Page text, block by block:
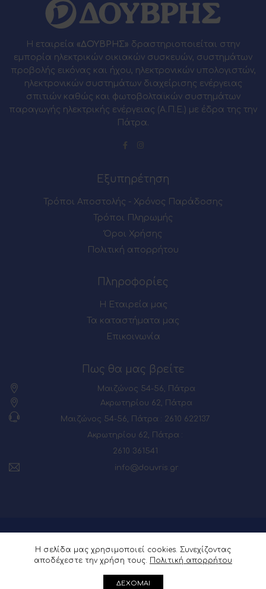
Η εταιρεία «ΔΟΥΒΡΗΣ» δραστηριοποιείται στην
εμπορία ηλεκτρικών οικιακών συσκευών, συστημάτων
προβολής εικόνας και ήχου, ηλεκτρονικών υπολογιστών,
ηλεκτρονικών συστημάτων διαχείρισης ενέργειας
σπιτιών καθώς και φωτοβολταϊκών συστημάτων
παραγωγής ηλεκτρικής ενέργειας (Α.Π.Ε.) με έδρα της την
Πάτρα.
Εξυπηρέτηση
Τρόποι Αποστολής - Χρόνος Παράδοσης
Τρόποι Πληρωμής
Όροι Χρήσης
Πολιτική απορρήτου
Πληροφορίες
Η Εταιρεία μας
Τα καταστήματα μας
Επικοινωνία
Πως θα μας βρείτε
Μαιζώνος 54-56, Πάτρα
Ακρωτηρίου 62, Πάτρα
Μαιζώνος 54-56, Πάτρα : 2610 622137
Ακρωτηρίου 62, Πάτρα :
2610 361541
info@douvris.gr
Η σελίδα μας χρησιμοποιεί cookies. Συνεχίζοντας
αποδέχεστε την χρήση τους. Πολιτική απορρήτου
ΔΕΧΟΜΑΙ